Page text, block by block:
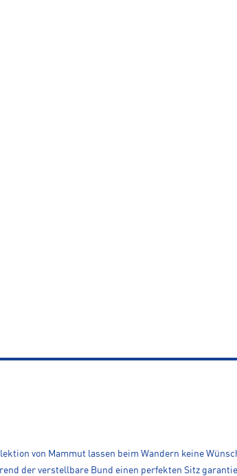
von Mammut lassen beim Wandern keine
der verstellbare Bund einen perfekten Sitz